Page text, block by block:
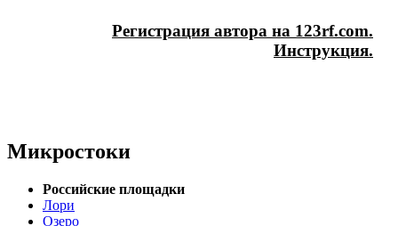
Регистрация автора на 123rf.com.
Инструкция.
Микростоки
Российские площадки
Лори
Озеро